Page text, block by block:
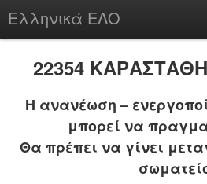
Ελληνικά ΕΛΟ
chesstu.be @ discord
Login
22354
Η ανανέωση –
μπορεί να
Θα πρέπει να γίνει